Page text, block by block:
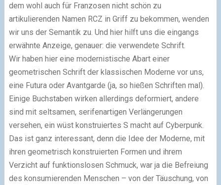
dem wohl auch für Franzosen nicht schön zu
artikulierenden Namen RCZ in Griff zu bekommen, wenden
wir uns der Semantik zu. Und hier hilft uns die eingangs
erwähnte Anzeige, genauer: die verwendete Schrift.
Wir haben hier eine modernistische Abart einer
geometrischen Schrift der klassischen Moderne vor uns,
eine Futura oder Avantgarde (ja, so hießen Schriften mal).
Einige Buchstaben wirken allerdings deformiert, andere
sind mit seltsamen, serifenartigen Verlängerungen
versehen, ein wüst konstruiertes S macht auf Cyberpunk.
Das ist ganz interessant, denn die Idee der Moderne, mit
ihren geometrisch konstruierten Formen und ihrem
Verzicht auf funktionslosen Schmuck, war ja die Befreiung
des konsumierenden Menschen – von der Täuschung, von